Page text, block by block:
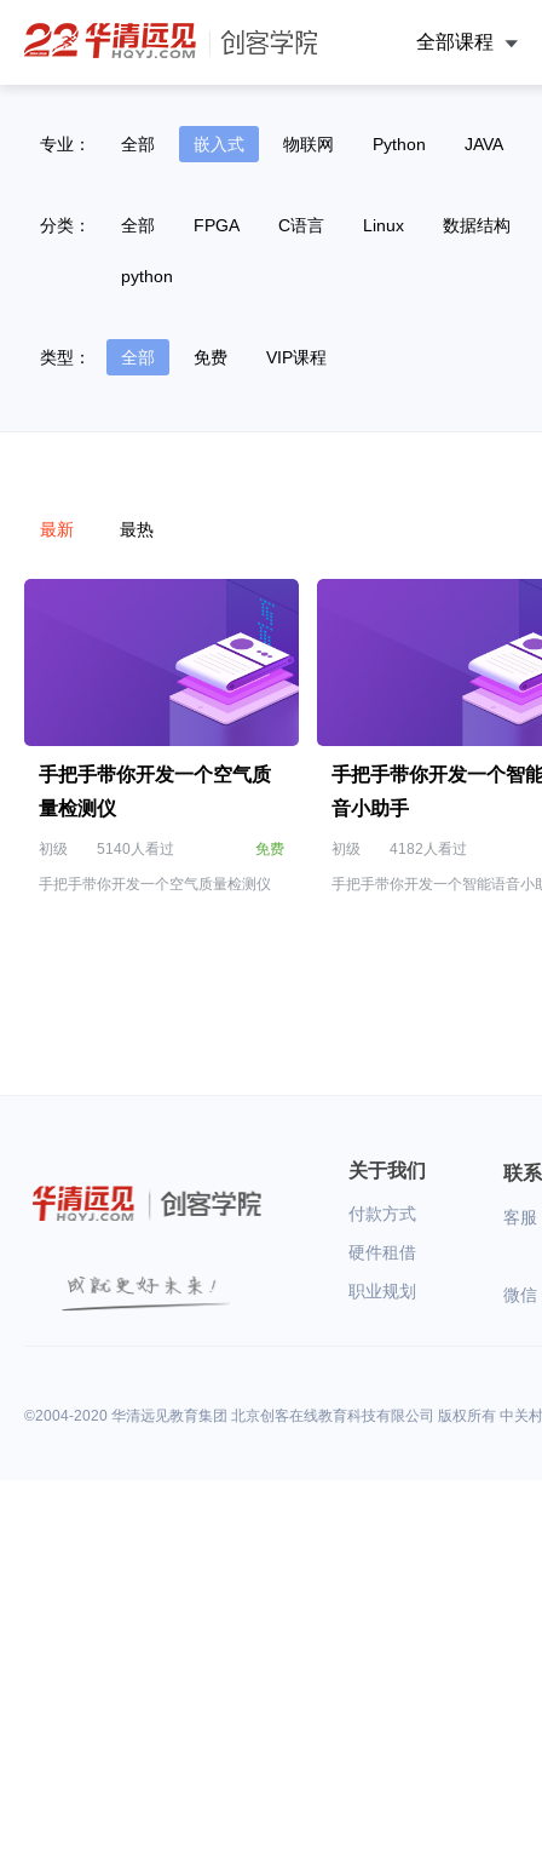
全部课程
专业： 全部 嵌入式 物联网 Python JAVA
分类： 全部 FPGA C语言 Linux 数据结构
python
类型： 全部 免费 VIP课程
最新 最热
手把手带你开发一个空气质
量检测仪
初级 5140人看过 免费
手把手带你开发一个空气质量检测仪
手把手带你开发一个智
音小助手
初级 4182人看过
手把手带你开发一个智能语音小
关于我们
付款方式
硬件租借
职业规划
联
客服
微信
©2004-2020 华清远见教育集团 北京创客在线教育科技有限公司 版权所有 中关